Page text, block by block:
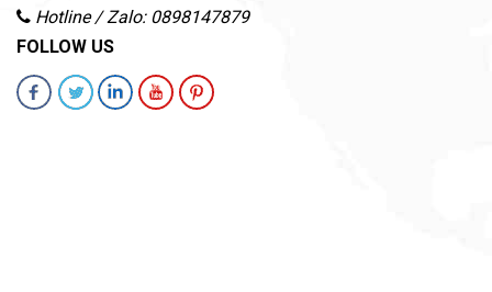
Hotline / Zalo: 0898147879
FOLLOW US